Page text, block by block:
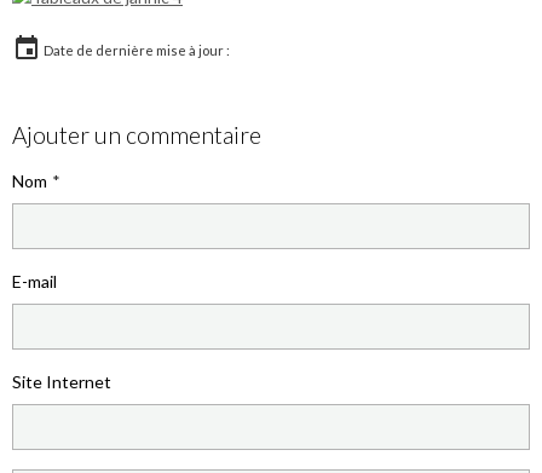
Date de dernière mise à jour :
Ajouter un commentaire
Nom
E-mail
Site Internet